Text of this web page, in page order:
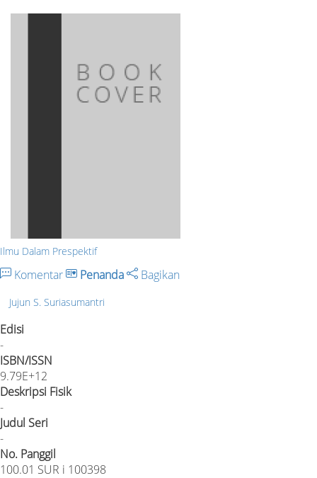
Ilmu Dalam Prespektif
Komentar Penanda Bagikan
Jujun S. Suriasumantri
Edisi
-
ISBN/ISSN
9.79E+12
Deskripsi Fisik
-
Judul Seri
-
No. Panggil
100.01 SUR i 100398